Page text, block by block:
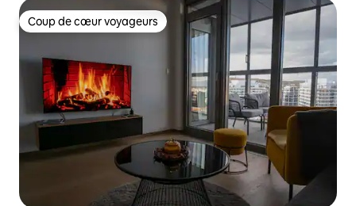
Coup de cœur voyageurs
Coup de cœur voyageurs